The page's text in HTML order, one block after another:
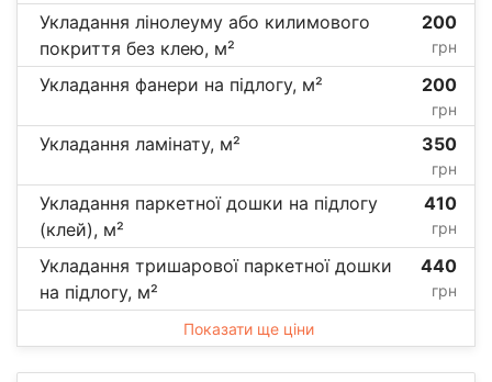
Укладання лінолеуму або килимового
покриття без клею, м²
200
грн
Укладання фанери на підлогу, м² 200
грн
Укладання ламінату, м² 350
грн
Укладання паркетної дошки на підлогу
(клей), м²
410
грн
Укладання тришарової паркетної дошки
на підлогу, м²
440
грн
Показати ще ціни